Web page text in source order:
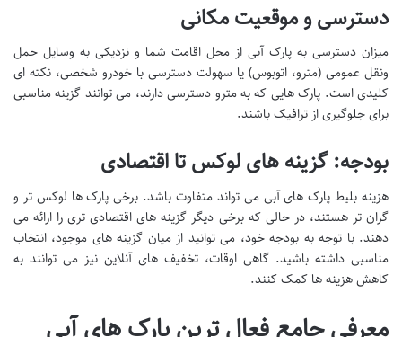
دسترسی و موقعیت مکانی
میزان دسترسی به پارک آبی از محل اقامت شما و نزدیکی به وسایل حمل
ونقل عمومی (مترو، اتوبوس) یا سهولت دسترسی با خودرو شخصی، نکته ای
کلیدی است. پارک هایی که به مترو دسترسی دارند، می توانند گزینه مناسبی
برای جلوگیری از ترافیک باشند.
بودجه: گزینه های لوکس تا اقتصادی
هزینه بلیط پارک های آبی می تواند متفاوت باشد. برخی پارک ها لوکس تر و
گران تر هستند، در حالی که برخی دیگر گزینه های اقتصادی تری را ارائه می
دهند. با توجه به بودجه خود، می توانید از میان گزینه های موجود، انتخاب
مناسبی داشته باشید. گاهی اوقات، تخفیف های آنلاین نیز می توانند به
کاهش هزینه ها کمک کنند.
معرفی جامع فعال ترین پارک های آبی